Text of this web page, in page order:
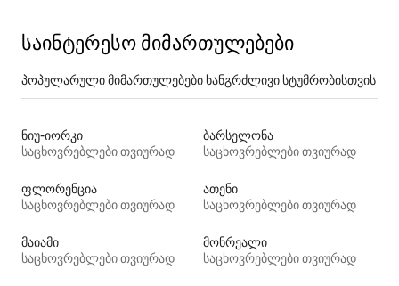
საინტერესო მიმართულებები
პოპულარული მიმართულებები ხანგრძლივი სტუმრობისთვის
ნიუ-იორკი
საცხოვრებლები თვიურად
ბარსელონა
საცხოვრებლები თვიურად
ფლორენცია
საცხოვრებლები თვიურად
ათენი
საცხოვრებლები თვიურად
მაიამი
საცხოვრებლები თვიურად
მონრეალი
საცხოვრებლები თვიურად